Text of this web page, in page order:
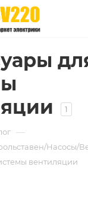
1
—
Насосы/
вентиляции